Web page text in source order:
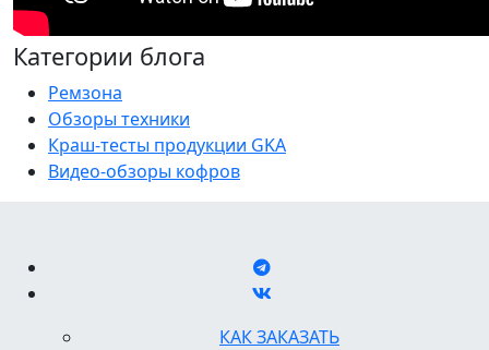
Категории блога
Ремзона
Обзоры техники
Краш-тесты продукции GKA
Видео-обзоры кофров
КАК ЗАКАЗАТЬ